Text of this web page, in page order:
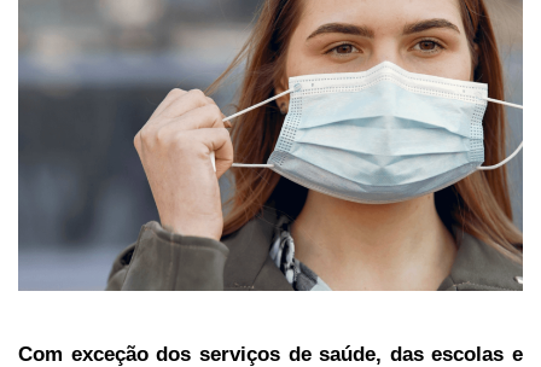
Com exceção dos serviços de saúde, das escolas e